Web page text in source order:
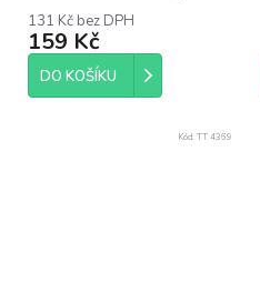
produktu
je
5,0
5
131 Kč bez DPH
159 Kč
DO KOŠÍKU
Kód: TT 4369